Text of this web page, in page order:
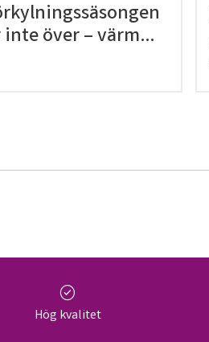
inte över – värm
check_circle
Hög kvalitet